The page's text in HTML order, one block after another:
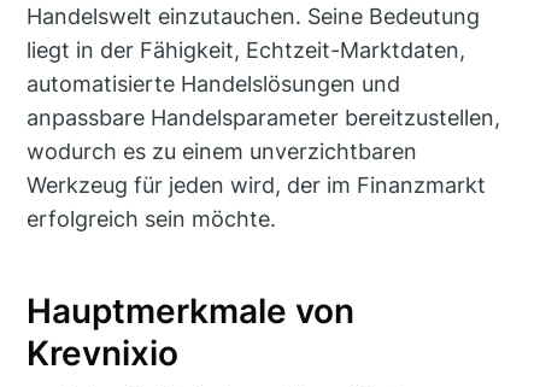
Handelswelt einzutauchen. Seine Bedeutung
liegt in der Fähigkeit, Echtzeit-Marktdaten,
automatisierte Handelslösungen und
anpassbare Handelsparameter bereitzustellen,
wodurch es zu einem unverzichtbaren
Werkzeug für jeden wird, der im Finanzmarkt
erfolgreich sein möchte.
Hauptmerkmale von
Krevnixio